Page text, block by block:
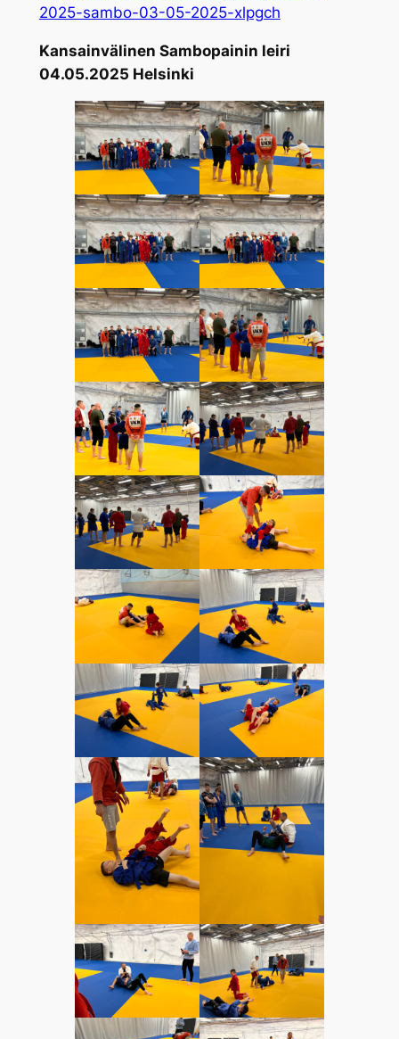
2025-sambo-03-05-2025-xlpgch
Kansainvälinen Sambopainin leiri
04.05.2025 Helsinki